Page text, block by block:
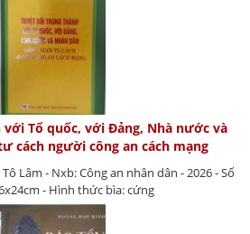
Tổ quốc, với Đảng, Nhà nước và
cách người công an cách mạng
Lâm - Nxb: Công an nhân dân - 2026 - Số
- Hình thức bìa: cứng